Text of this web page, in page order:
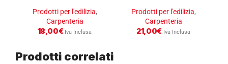
Prodotti per l'edilizia,
Carpenteria
18,00€ Iva Inclusa
Prodotti per l'edilizia,
Carpenteria
21,00€ Iva Inclusa
Prodotti correlati